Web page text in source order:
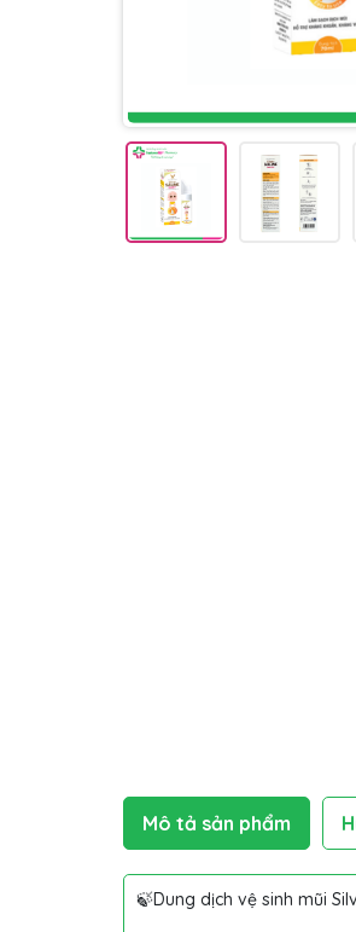
Mô tả sản phẩm
🍃Dung dịch vệ sinh mũi